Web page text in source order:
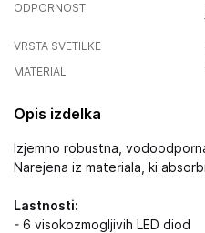
ODPORNOST
VRSTA SVETILKE
MATERIAL
Opis izdelka
Izjemno robustna,
Narejena iz materiala, ki
Lastnosti:
- 6 visokozmogljivih LED diod